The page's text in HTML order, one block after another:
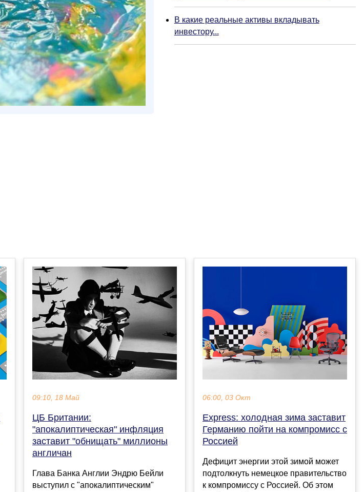
В какие реальные активы вкладывать
инвестору...
09:10, 18 Май
ЦБ Британии:
"апокалиптическая" инфляция
заставит "обнищать" миллионы
англичан
Глава Банка Англии Эндрю Бейли
выступил с "апокалиптическим"
06:00, 03 Окт
Express: холодная зима заставит
Германию пойти на компромисс с
Россией
Дефицит энергии этой зимой может
подтолкнуть немецкое правительство
к компромиссу с Россией. Об этом